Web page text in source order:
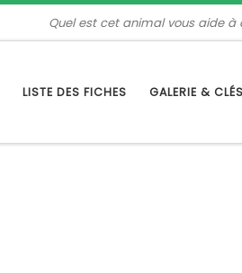
Quel est cet animal vous aide à
LISTE DES FICHES GALERIE & CLÉS